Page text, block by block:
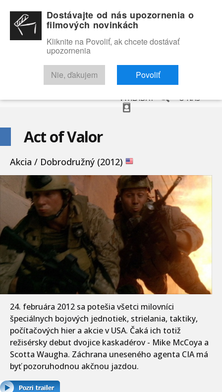
RECENZIE TRAILERY FILMOVÁ DATABÁZA
VYHĽADAŤ O NÁS
Act of Valor
Akcia / Dobrodružný (2012)
24. februára 2012 sa potešia všetci milovníci
špeciálnych bojových jednotiek, strielania, taktiky,
počítačových hier a akcie v USA. Čaká ich totiž
režisérsky debut dvojice kaskadérov - Mike McCoya a
Scotta Waugha. Záchrana uneseného agenta CIA má
byť pozoruhodnou akčnou jazdou.
Dostávajte od nás upozornenia o
filmových novinkách
Kliknite na Povoliť, ak chcete dostávať
upozornenia
Nie, ďakujem Povoliť